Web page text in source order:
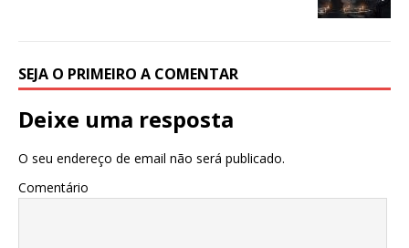
SEJA O PRIMEIRO A COMENTAR
Deixe uma resposta
O seu endereço de email não será publicado.
Comentário